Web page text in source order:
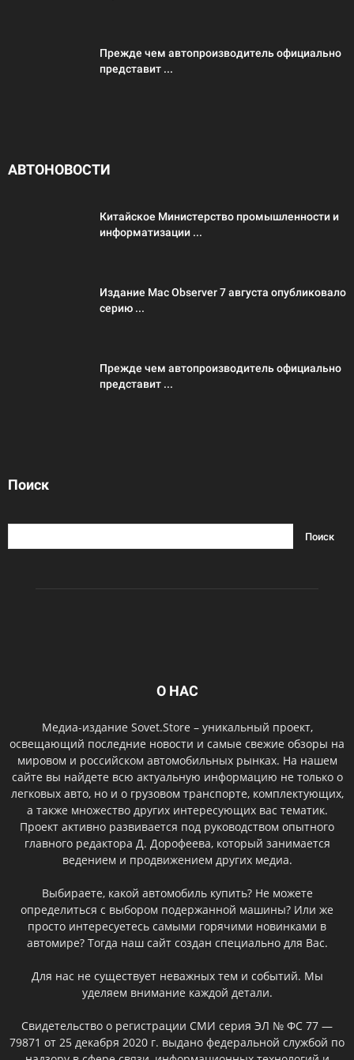
Прежде чем автопроизводитель официально
представит ...
АВТОНОВОСТИ
Китайское Министерство промышленности и
информатизации ...
Издание Mac Observer 7 августа опубликовало
серию ...
Прежде чем автопроизводитель официально
представит ...
Поиск
О НАС
Медиа-издание Sovet.Store – уникальный проект,
освещающий последние новости и самые свежие обзоры на
мировом и российском автомобильных рынках. На нашем
сайте вы найдете всю актуальную информацию не только о
легковых авто, но и о грузовом транспорте, комплектующих,
а также множество других интересующих вас тематик.
Проект активно развивается под руководством опытного
главного редактора Д. Дорофеева, который занимается
ведением и продвижением других медиа.
Выбираете, какой автомобиль купить? Не можете
определиться с выбором подержанной машины? Или же
просто интересуетесь самыми горячими новинками в
автомире? Тогда наш сайт создан специально для Вас.
Для нас не существует неважных тем и событий. Мы
уделяем внимание каждой детали.
Свидетельство о регистрации СМИ серия ЭЛ № ФС 77 —
79871 от 25 декабря 2020 г. выдано федеральной службой по